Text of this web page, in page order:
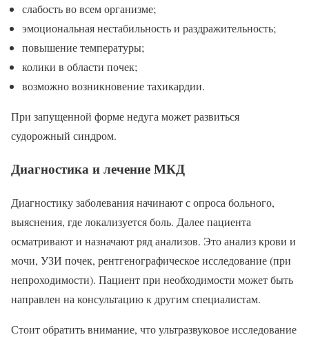
слабость во всем организме;
эмоциональная нестабильность и раздражительность;
повышение температуры;
колики в области почек;
возможно возникновение тахикардии.
При запущенной форме недуга может развиться
судорожный синдром.
Диагностика и лечение МКД
Диагностику заболевания начинают с опроса больного,
выяснения, где локализуется боль. Далее пациента
осматривают и назначают ряд анализов. Это анализ крови и
мочи, УЗИ почек, рентгенографическое исследование (при
непроходимости). Пациент при необходимости может быть
направлен на консультацию к другим специалистам.
Стоит обратить внимание, что ультразвуковое исследование